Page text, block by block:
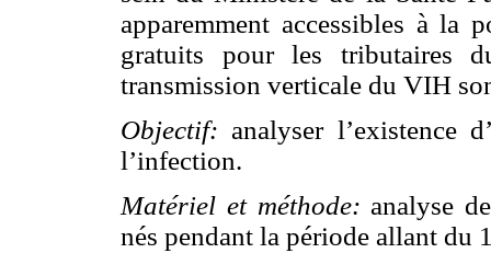
apparemment accessibles à la
gratuits pour les tributaires
transmission verticale du VIH
Objectif: analyser l’existence
l’infection.
Matériel et méthode: analyse
nés pendant la période allant du